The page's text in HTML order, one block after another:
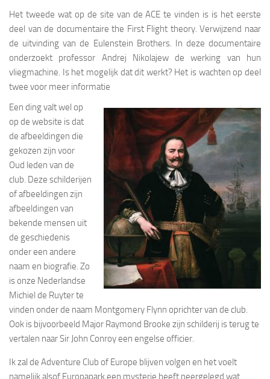
Het tweede wat op de site van de ACE te vinden is is het eerste
deel van de documentaire the First Flight theory. Verwijzend naar
de uitvinding van de Eulenstein Brothers. In deze documentaire
onderzoekt professor Andrej Nikolajew de werking van hun
vliegmachine. Is het mogelijk dat dit werkt? Het is wachten op deel
twee voor meer informatie
Een ding valt wel op
op de website is dat
de afbeeldingen die
gekozen zijn voor
Oud leden van de
club. Deze schilderijen
of afbeeldingen zijn
afbeeldingen van
bekende mensen uit
de geschiedenis
onder een andere
naam en biografie. Zo
is onze Nederlandse
Michiel de Ruyter te
vinden onder de naam Montgomery Flynn oprichter van de club.
Ook is bijvoorbeeld Major Raymond Brooke zijn schilderij is terug te
vertalen naar Sir John Conroy een engelse officier.
Ik zal de Adventure Club of Europe blijven volgen en het voelt
namelijk alsof Europapark een mysterie heeft neergelegd wat